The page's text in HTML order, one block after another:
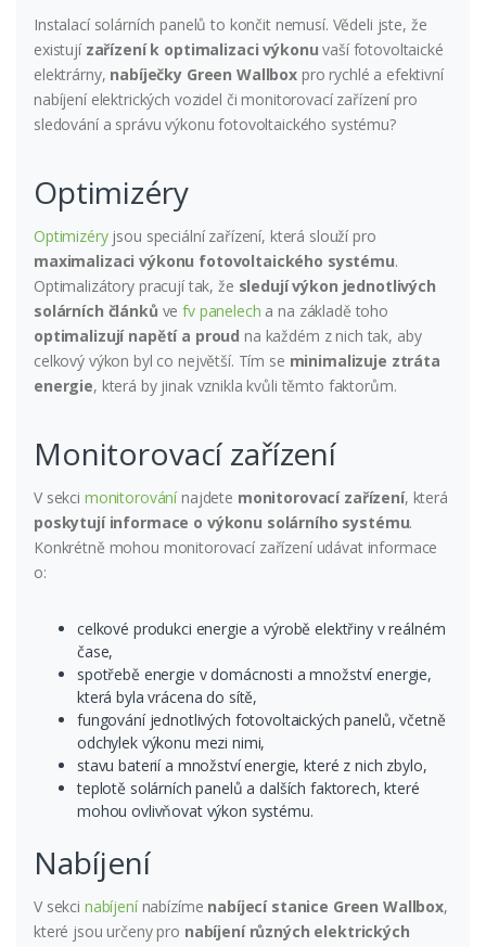
Instalací solárních panelů to končit nemusí. Vědeli jste, že
existují zařízení k optimalizaci výkonu vaší fotovoltaické
elektrárny, nabíječky Green Wallboxpro rychlé a efektivní
nabíjení elektrických vozidel či monitorovací zařízení pro
sledování a správu výkonu fotovoltaického systému?
Optimizéry
Optimizéryjsou speciální zařízení, která slouží pro
maximalizaci výkonu fotovoltaického systému.
Optimalizátory pracují tak, že sledují výkon jednotlivých
solárních článků ve fv panelech a na základě toho
optimalizují napětí a proud na každém z nich tak, aby
celkový výkon byl co největší. Tím se minimalizuje ztráta
energie, která by jinak vznikla kvůli těmto faktorům.
Monitorovací zařízení
V sekci monitorovánínajdete monitorovací zařízení, která
poskytují informace o výkonu solárního systému.
Konkrétně mohou monitorovací zařízení udávat informace
o:
celkové produkci energie a výrobě elektřiny v reálném
čase,
spotřebě energie v domácnosti a množství energie,
která byla vrácena do sítě,
fungování jednotlivých fotovoltaických panelů, včetně
odchylek výkonu mezi nimi,
stavu baterií a množství energie, které z nich zbylo,
teplotě solárních panelů a dalších faktorech, které
mohou ovlivňovat výkon systému.
Nabíjení
V sekci nabíjenínabízíme nabíjecí stanice Green Wallbox,
které jsou určeny pro nabíjení různých elektrických